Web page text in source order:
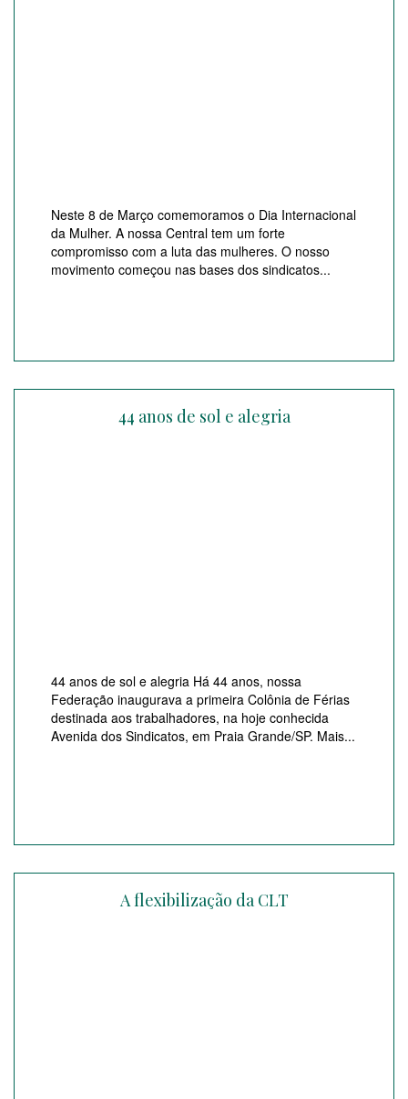
Neste 8 de Março comemoramos o Dia Internacional
da Mulher. A nossa Central tem um forte
compromisso com a luta das mulheres. O nosso
movimento começou nas bases dos sindicatos...
44 anos de sol e alegria
44 anos de sol e alegria Há 44 anos, nossa
Federação inaugurava a primeira Colônia de Férias
destinada aos trabalhadores, na hoje conhecida
Avenida dos Sindicatos, em Praia Grande/SP. Mais...
A flexibilização da CLT